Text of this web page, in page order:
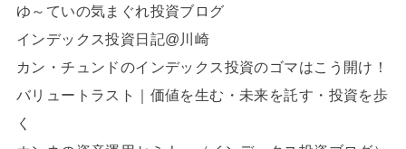
ゆ～ていの気まぐれ投資ブログ
インデックス投資日記@川崎
カン・チュンドのインデックス投資のゴマはこう開け！
バリュートラスト｜価値を生む・未来を託す・投資を歩
く